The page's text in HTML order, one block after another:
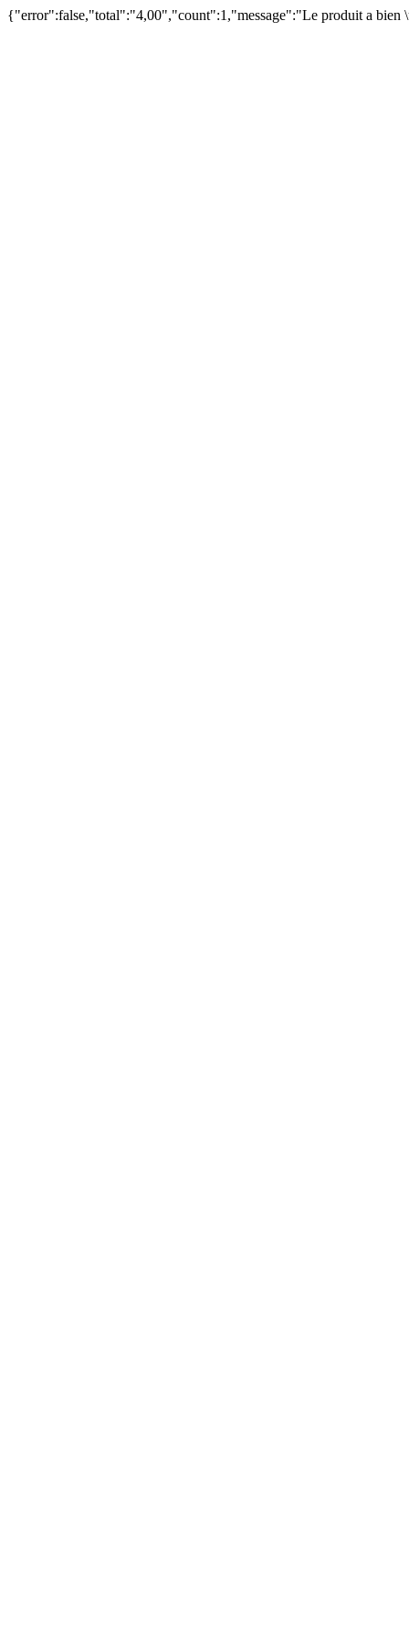
{"error":false,"total":"4,00","count":1,"message":"Le produit a bien